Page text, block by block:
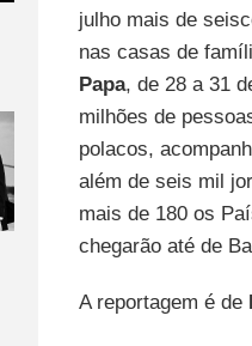
julho mais de
nas casas de
Papa, de 28 a 31
milhões de
polacos,
além de seis mil
mais de 180 os
chegarão até de
A reportagem é de